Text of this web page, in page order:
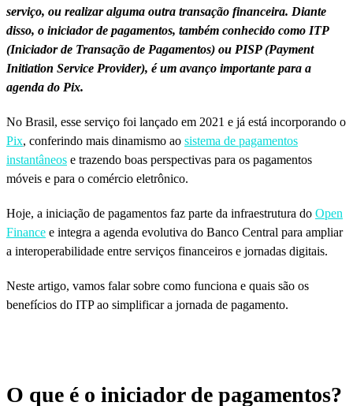
serviço, ou realizar alguma outra transação financeira. Diante
disso, o iniciador de pagamentos, também conhecido como ITP
(Iniciador de Transação de Pagamentos) ou PISP (Payment
Initiation Service Provider), é um avanço importante para a
agenda do Pix.
No Brasil, esse serviço foi lançado em 2021 e já está incorporando o
Pix, conferindo mais dinamismo ao sistema de pagamentos
instantâneos e trazendo boas perspectivas para os pagamentos
móveis e para o comércio eletrônico.
Hoje, a iniciação de pagamentos faz parte da infraestrutura do Open
Finance e integra a agenda evolutiva do Banco Central para ampliar
a interoperabilidade entre serviços financeiros e jornadas digitais.
Neste artigo, vamos falar sobre como funciona e quais são os
benefícios do ITP ao simplificar a jornada de pagamento.
O que é o iniciador de pagamentos?